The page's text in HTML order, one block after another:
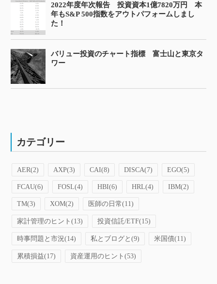
2022年度年次報告 投資資本1億7820万円 本
年もS&P 500指数をアウトパフォームしまし
た！
バリュー投資のチャート指標 富士山と東京タ
ワー
カテゴリー
AER(2) AXP(3) CAI(8) DISCA(7) EGO(5)
FCAU(6) FOSL(4) HBI(6) HRL(4) IBM(2)
TM(3) XOM(2) 医師の日常(11)
家計管理のヒント(13) 投資信託/ETF(15)
時事問題と市況(14) 私とブログと(9) 米国債(11)
累積損益(17) 資産運用のヒント(53)